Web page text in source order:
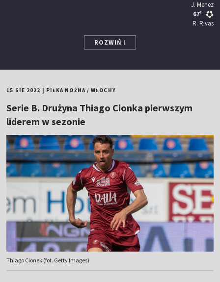
J. Menez
67'
R. Rivas
ROZWIŃ
15 SIE 2022 PIŁKA NOŻNA/WŁOCHY
Serie B. Drużyna Thiago Cionka pierwszym
liderem w sezonie
Thiago Cionek (fot. Getty Images)